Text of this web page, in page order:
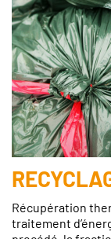
Récupération
traitement